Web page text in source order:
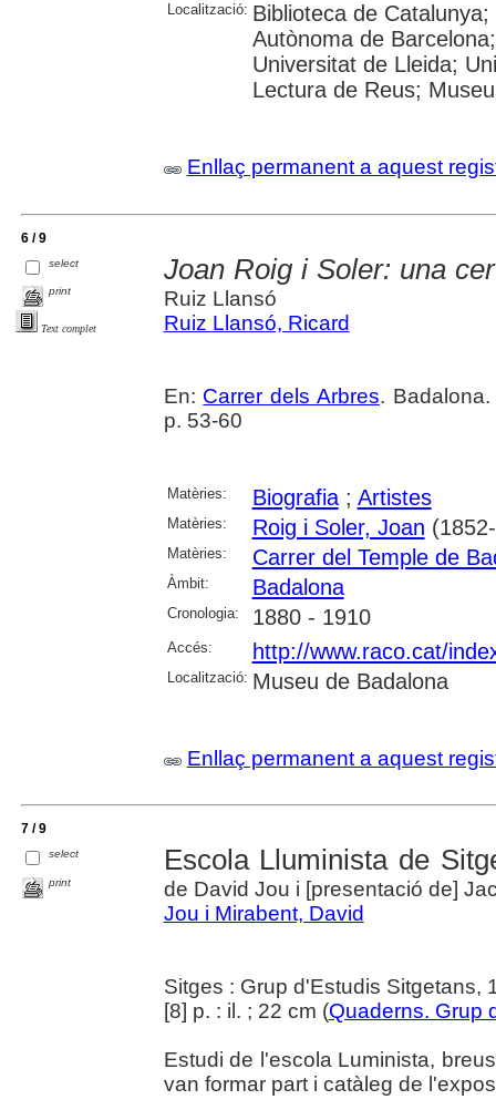
Localització: Biblioteca de
Autònoma de
Universitat de Lleida;
Lectura de Reus;
Enllaç permanent a aquest
6 / 9
select
print
Text complet
Joan Roig i Soler: una
Ruiz Llansó
Ruiz Llansó, Ricard
En: Carrer dels Arbres.
p. 53-60
Matèries: Biografia; Artistes
Matèries: Roig i Soler, Joan
Matèries: Carrer del Temple de
Àmbit: Badalona
Cronologia: 1880 - 1910
Accés: http://www.raco.cat/
Localització: Museu de Badalona
Enllaç permanent a aquest
7 / 9
select
print
Escola Lluminista de
de David Jou i [presentació de]
Jou i Mirabent, David
Sitges : Grup d'Estudis Sitgetans,
[8] p. : il. ; 22 cm (Quaderns. Grup
Estudi de l'escola Luminista,
van formar part i catàleg de